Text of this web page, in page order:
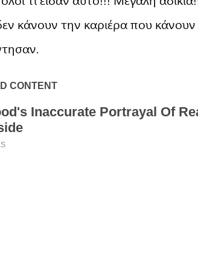
κάνουν την καριέρα που